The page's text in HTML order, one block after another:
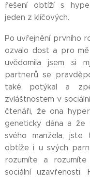
řešení obtíží s
jeden z klíčových.
Po uvřejnění prvního
ozvalo dost a pro
uvědomila jsem si
partnerů se
také potýkal a
zvláštnostem v
čtenáři, že ona
geneticky dána a že
svého manžela, jste
obtíže i u svých
rozumíte a
sociální